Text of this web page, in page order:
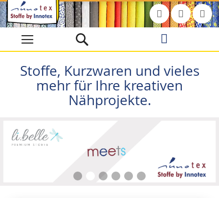
Direkt
zum
Inhalt
Stoffe, Kurzwaren und vieles
mehr für Ihre kreativen
Nähprojekte.